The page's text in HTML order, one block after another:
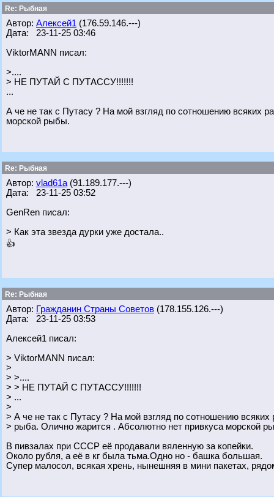
Re: Рыбная
Автор: Алексей1 (176.59.146.---)
Дата: 23-11-25 03:46
ViktorMANN писал:
>....
> НЕ ПУТАЙ С ПУТАССУ!!!!!!!
...
А че не так с Путасу ? На мой взгляд по сотношению всяких
морской рыбы.
Re: Рыбная
Автор: vlad61a (91.189.177.---)
Дата: 23-11-25 03:52
GenRen писал:
> Как эта звезда дурки уже достала..
👍
Re: Рыбная
Автор: Гражданин Страны Советов (178.155.126.---)
Дата: 23-11-25 03:53
Алексей1 писал:
> ViktorMANN писал:
>
> >....
> > НЕ ПУТАЙ С ПУТАССУ!!!!!!!
> ...
>
> А че не так с Путасу ? На мой взгляд по сотношению
> рыба. Олично жарится . Абсолютно нет привкуса морской
В пивзалах при СССР её продавали вяленную за копейки.
Около рубля, а её в кг была тьма.Одно но - башка большая.
Супер малосол, всякая хрень, нынешняя в мини пакетах,